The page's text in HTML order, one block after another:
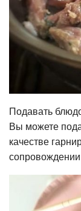
Подавать
Вы можете
качестве